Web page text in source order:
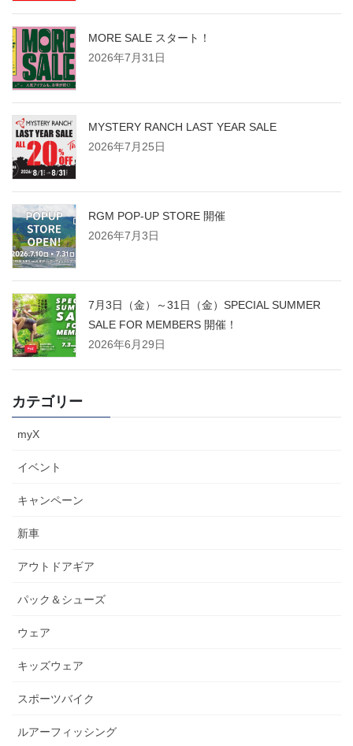
MORE SALE スタート！
2026年7月31日
MYSTERY RANCH LAST YEAR SALE
2026年7月25日
RGM POP-UP STORE 開催
2026年7月3日
7月3日（金）～31日（金）SPECIAL SUMMER
SALE FOR MEMBERS 開催！
2026年6月29日
カテゴリー
myX
イベント
キャンペーン
新車
アウトドアギア
パック＆シューズ
ウェア
キッズウェア
スポーツバイク
ルアーフィッシング